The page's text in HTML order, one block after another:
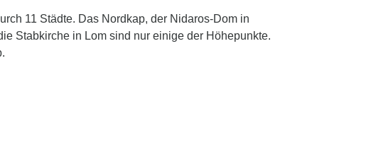
11 Städte. Das Nordkap, der Nidaros-Dom in
Stabkirche in Lom sind nur einige der Höhepunkte.